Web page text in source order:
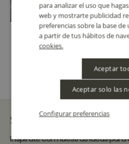
Suscríbete a
Inspírate con nuestras ideas para
para analizar el uso que
web y mostrarte publicidad
preferencias sobre la base
a partir de tus hábitos de
cookies.
Aceptar
Aceptar solo las
Configurar preferencias